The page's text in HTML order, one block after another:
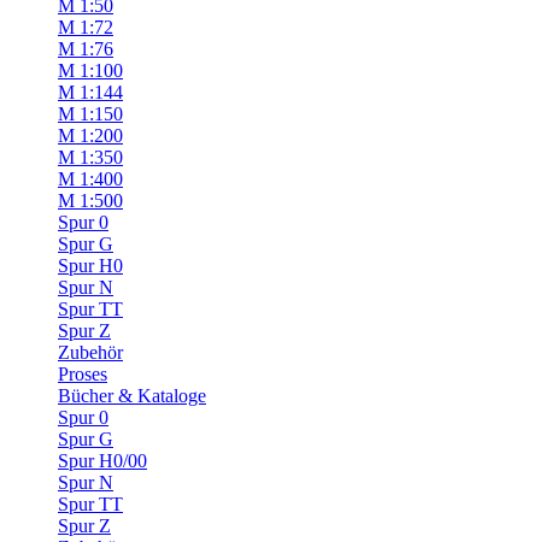
M 1:50
M 1:72
M 1:76
M 1:100
M 1:144
M 1:150
M 1:200
M 1:350
M 1:400
M 1:500
Spur 0
Spur G
Spur H0
Spur N
Spur TT
Spur Z
Zubehör
Proses
Bücher & Kataloge
Spur 0
Spur G
Spur H0/00
Spur N
Spur TT
Spur Z